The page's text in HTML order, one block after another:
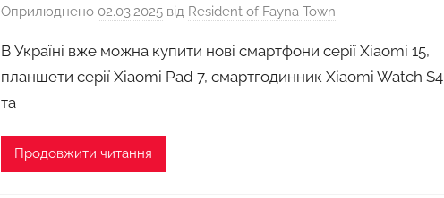
Оприлюднено 02.03.2025 від Resident of Fayna Town
В Україні вже можна купити нові смартфони серії Xiaomi 15,
планшети серії Xiaomi Pad 7, смартгодинник Xiaomi Watch S4
та
Продовжити читання